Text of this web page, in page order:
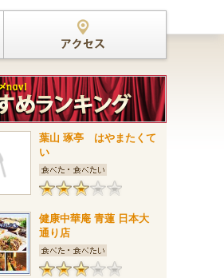
葉山 琢亭 はやまたくて
い
健康中華庵 青蓮 日本大
通り店